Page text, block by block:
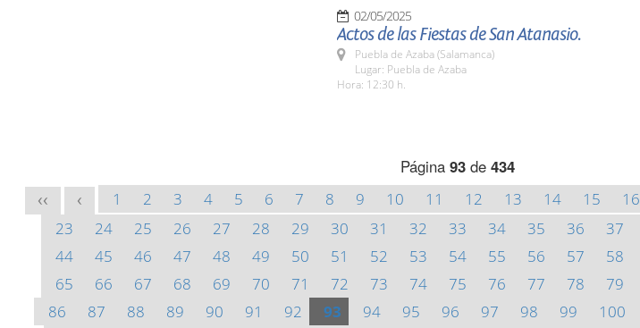
02/05/2025
Actos de las Fiestas de San Atanasio.
Puebla de Azaba (Salamanca)
Lugar: Puebla de Azaba
Hora: 12:30 h.
Página 93 de 434
<< < 1 2 3 4 5 6 7 8 9 10 11 12 13 14 15 16
23
24 25 26 27 28 29 30 31 32 33 34 35 36 37
44
45 46 47 48 49 50 51 52 53 54 55 56 57 58
65
66 67 68 69 70 71 72 73 74 75 76 77 78 79
86
87 88 89 90 91 92 93 94 95 96 97 98 99 100